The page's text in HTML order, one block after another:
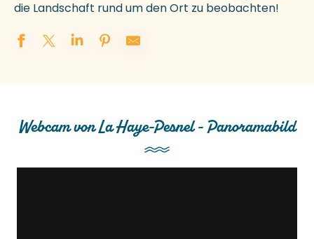
die Landschaft rund um den Ort zu beobachten!
Webcam von La Haye-Pesnel - Panoramabild